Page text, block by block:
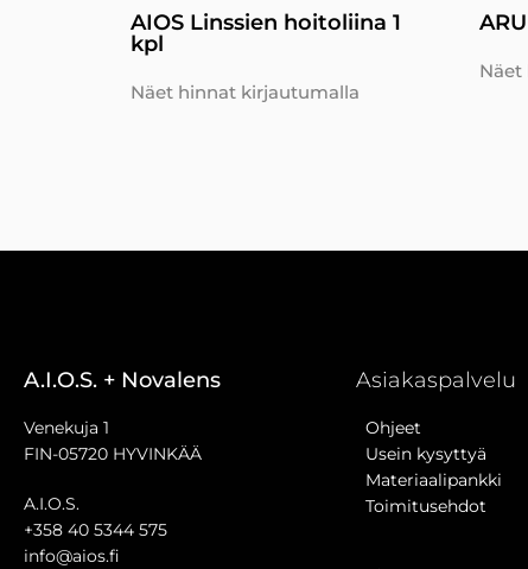
AIOS Linssien hoitoliina 1
kpl
Näet hinnat kirjautumalla
A.I.O.S. + Novalens
Venekuja 1
FIN-05720 HYVINKÄÄ
A.I.O.S.
+358 40 5344 575
info@aios.fi
Asiakaspalvelu
Ohjeet
Usein kysyttyä
Materiaalipankki
Toimitusehdot